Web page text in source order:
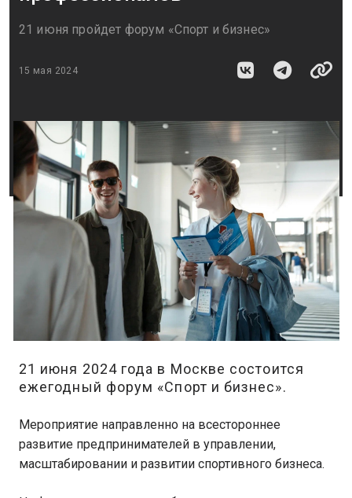
21 июня пройдет форум «Спорт и бизнес»
15 мая 2024
21 июня 2024 года в Москве состоится
ежегодный форум «Спорт и бизнес».
Мероприятие направленно на всестороннее
развитие предпринимателей в управлении,
масштабировании и развитии спортивного бизнеса.